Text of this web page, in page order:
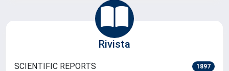
Istituto di Chimica della Materia...
Istituto di Scienze delle Produzi...
Istituto di Scienze e Tecnologie ...